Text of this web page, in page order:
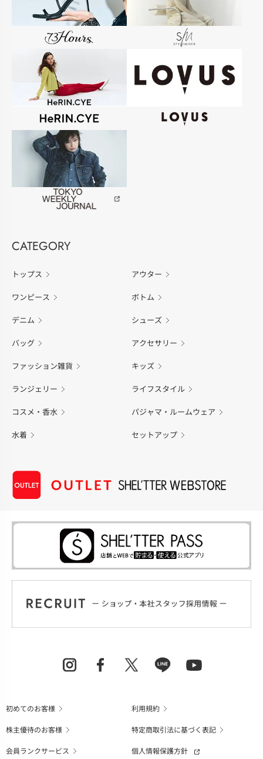
CATEGORY
トップス アウター
ワンピース ボトム
デニム シューズ
バッグ アクセサリー
ファッション雑貨 キッズ
ランジェリー ライフスタイル
コスメ・香水 パジャマ・ルームウェア
水着 セットアップ
初めてのお客様
利用規約
株主優待のお客様
特定商取引法に基づく表記
会員ランクサービス
個人情報保護方針